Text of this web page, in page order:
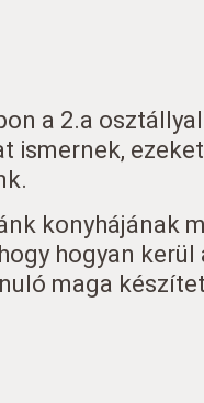
a 2.a
ismernek,
konyhájának
hogyan
maga